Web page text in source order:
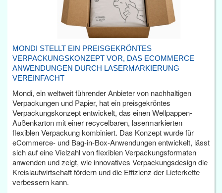
MONDI STELLT EIN PREISGEKRÖNTES
VERPACKUNGSKONZEPT VOR, DAS ECOMMERCE
ANWENDUNGEN DURCH LASERMARKIERUNG
VEREINFACHT
Mondi, ein weltweit führender Anbieter von nachhaltigen
Verpackungen und Papier, hat ein preisgekröntes
Verpackungskonzept entwickelt, das einen Wellpappen-
Außenkarton mit einer recycelbaren, lasermarkierten
flexiblen Verpackung kombiniert. Das Konzept wurde für
eCommerce- und Bag-in-Box-Anwendungen entwickelt, lässt
sich auf eine Vielzahl von flexiblen Verpackungsformaten
anwenden und zeigt, wie innovatives Verpackungsdesign die
Kreislaufwirtschaft fördern und die Effizienz der Lieferkette
verbessern kann.